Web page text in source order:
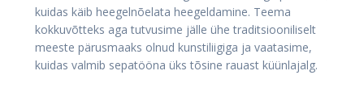
kuidas käib heegelnõelata heegeldamine. Teema
kokkuvõtteks aga tutvusime jälle ühe traditsiooniliselt
meeste pärusmaaks olnud kunstiliigiga ja vaatasime,
kuidas valmib sepatööna üks tõsine rauast küünlajalg.